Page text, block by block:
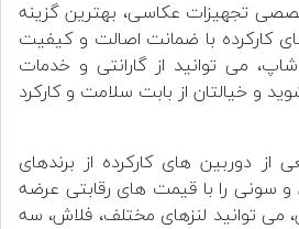
تجهیزات عکاسی، بهترین گزینه
کارکرده با ضمانت اصالت و کیفیت
می توانید از گارانتی و خدمات
و خیالتان از بابت سلامت و کارکرد
دوربین های کارکرده از برندهای
و سونی را با قیمت های رقابتی عرضه
می توانید لنزهای مختلف، فلاش، سه